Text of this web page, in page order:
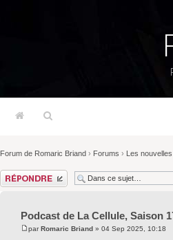
Forum de Romaric Briand › Forums › Les
Répondre
Podcast de La Cellule, Saison
parRomaric Briand » 04 Sep 2025, 10:18